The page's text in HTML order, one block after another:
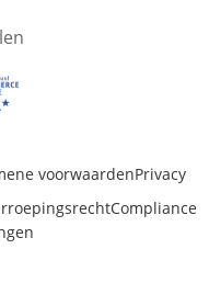
venster
in nieuw venster
voorwaardenPrivacy
Compliance